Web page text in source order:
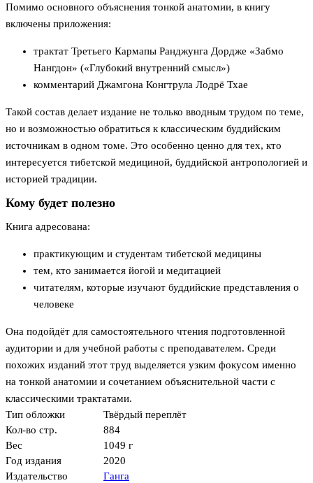
Помимо основного объяснения тонкой анатомии, в книгу
включены приложения:
трактат Третьего Кармапы Ранджунга Дордже «Забмо
Нангдон» («Глубокий внутренний смысл»)
комментарий Джамгона Конгтрула Лодрё Тхае
Такой состав делает издание не только вводным трудом по теме,
но и возможностью обратиться к классическим буддийским
источникам в одном томе. Это особенно ценно для тех, кто
интересуется тибетской медициной, буддийской антропологией и
историей традиции.
Кому будет полезно
Книга адресована:
практикующим и студентам тибетской медицины
тем, кто занимается йогой и медитацией
читателям, которые изучают буддийские представления о
человеке
Она подойдёт для самостоятельного чтения подготовленной
аудитории и для учебной работы с преподавателем. Среди
похожих изданий этот труд выделяется узким фокусом именно
на тонкой анатомии и сочетанием объяснительной части с
классическими трактатами.
Тип обложки
Твёрдый переплёт
Кол-во стр.
884
Вес
1049 г
Год издания
2020
Издательство
Ганга